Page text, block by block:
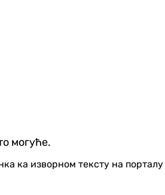
могуће.
ка изворном тексту на порталу